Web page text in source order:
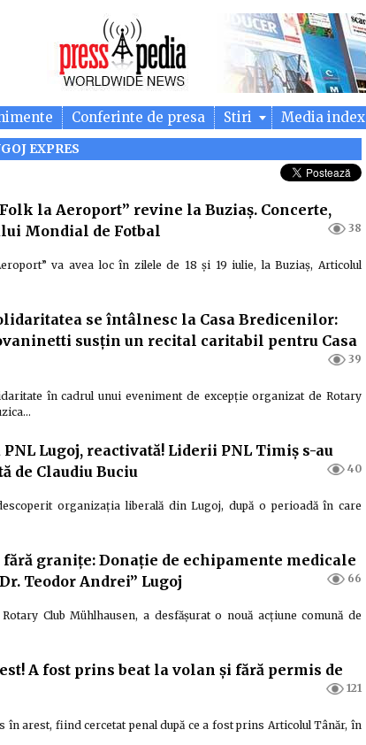
Conferinte de presa Stiri Media index
EXPRES
la Aeroport” revine la Buziaș. Concerte,
Mondial de Fotbal
38
va avea loc în zilele de 18 și 19 iulie, la Buziaș, Articolul
se întâlnesc la Casa Bredicenilor:
susțin un recital caritabil pentru Casa
39
în cadrul unui eveniment de excepție organizat de Rotary
Lugoj, reactivată! Liderii PNL Timiș s-au
de Claudiu Buciu
40
organizația liberală din Lugoj, după o perioadă în care
granițe: Donație de echipamente medicale
Teodor Andrei” Lugoj
66
Club Mühlhausen, a desfășurat o nouă acțiune comună de
A fost prins beat la volan și fără permis de
121
în arest, fiind cercetat penal după ce a fost prins Articolul Tânăr, în